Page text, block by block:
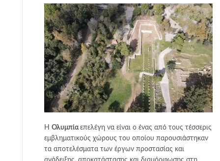
Η Ολυμπίαεπελέγη να είναι ο ένας από τους τέσσερις
εμβληματικούς χώρους του οποίου παρουσιάστηκαν
τα αποτελέσματα των έργων προστασίας και